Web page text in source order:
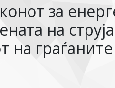
за
на
на